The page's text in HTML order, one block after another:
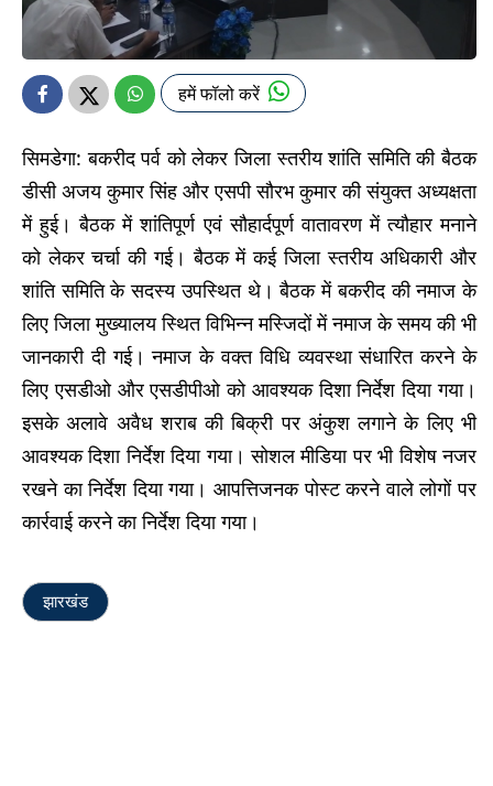
हमें फॉलो करें
सिमडेगा: बकरीद पर्व को लेकर जिला स्तरीय शांति समिति की बैठक
डीसी अजय कुमार सिंह और एसपी सौरभ कुमार की संयुक्त अध्यक्षता
में हुई। बैठक में शांतिपूर्ण एवं सौहार्दपूर्ण वातावरण में त्यौहार मनाने
को लेकर चर्चा की गई। बैठक में कई जिला स्तरीय अधिकारी और
शांति समिति के सदस्य उपस्थित थे। बैठक में बकरीद की नमाज के
लिए जिला मुख्यालय स्थित विभिन्न मस्जिदों में नमाज के समय की भी
जानकारी दी गई। नमाज के वक्त विधि व्यवस्था संधारित करने के
लिए एसडीओ और एसडीपीओ को आवश्यक दिशा निर्देश दिया गया।
इसके अलावे अवैध शराब की बिक्री पर अंकुश लगाने के लिए भी
आवश्यक दिशा निर्देश दिया गया। सोशल मीडिया पर भी विशेष नजर
रखने का निर्देश दिया गया। आपत्तिजनक पोस्ट करने वाले लोगों पर
कार्रवाई करने का निर्देश दिया गया।
झारखंड